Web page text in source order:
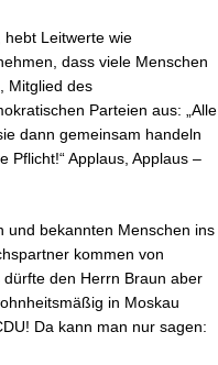
hebt Leitwerte wie
dass viele Menschen
Mitglied des
Parteien aus: „Alle
dann gemeinsam handeln
Pflicht!“ Applaus, Applaus –
und bekannten Menschen ins
kommen von
den Herrn Braun aber
in Moskau
Da kann man nur sagen: